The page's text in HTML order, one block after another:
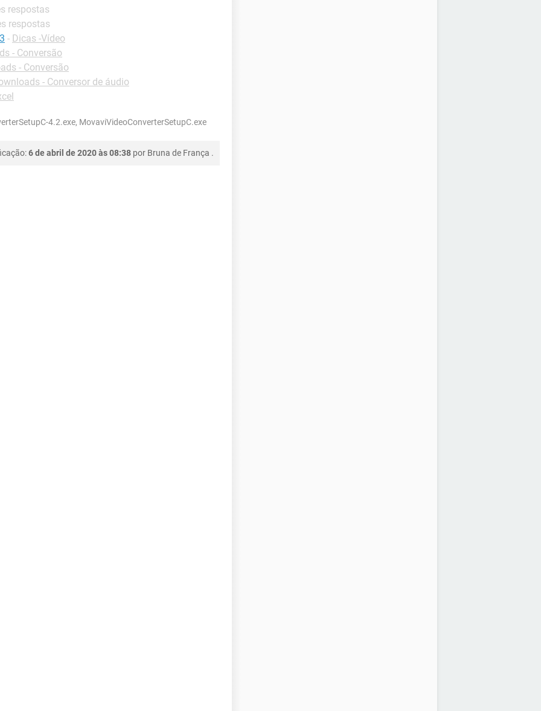
respostas
respostas
- Dicas -Vídeo
- Conversão
- Conversão
- Conversor de áudio
4.2.exe, MovaviVideoConverterSetupC.exe
6 de abril de 2020 às 08:38 por Bruna de França .